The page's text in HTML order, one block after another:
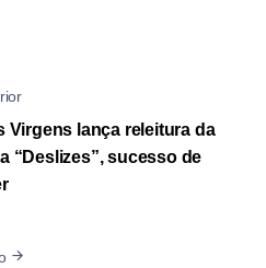
Virgens lança releitura da
“Deslizes”, sucesso de